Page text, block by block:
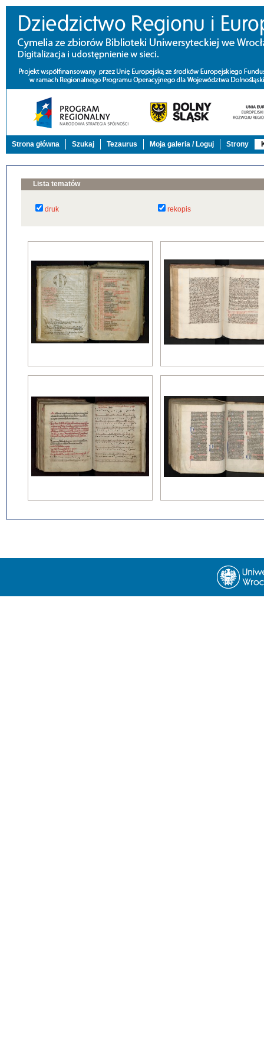
Strona główna Szukaj Tezaurus Moja galeria / Loguj Strony
Lista tematów
druk rekopis